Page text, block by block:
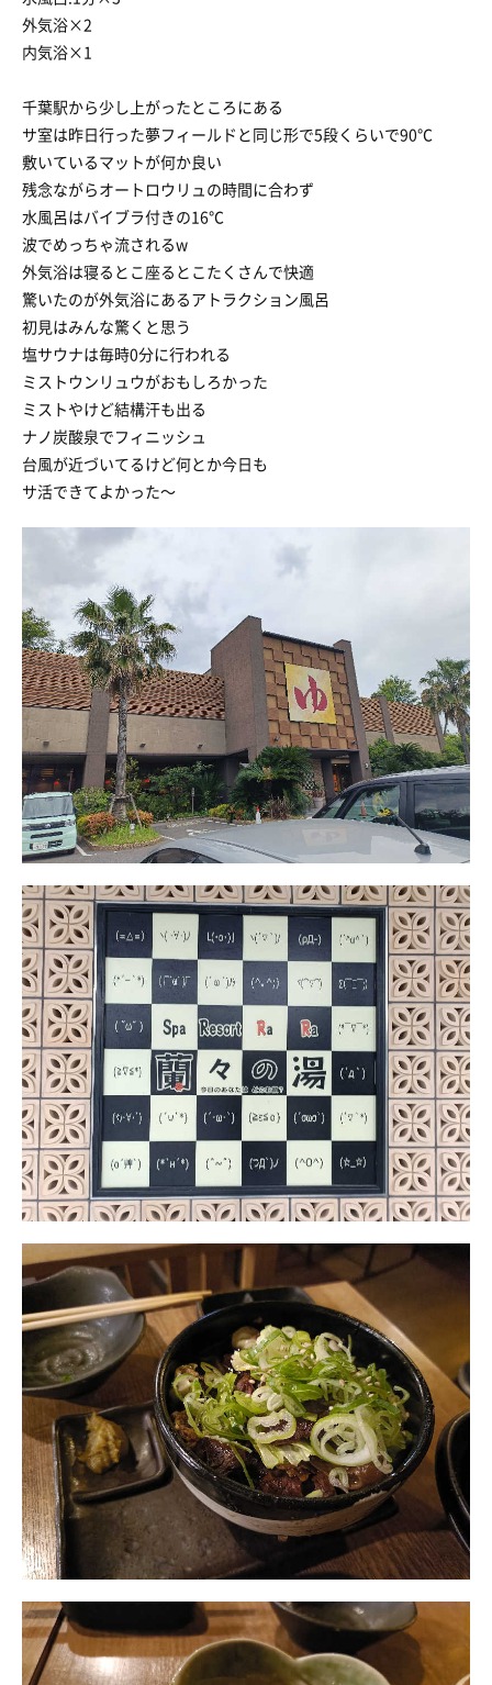
外気浴×2
内気浴×1
千葉駅から少し上がったところにある
サ室は昨日行った夢フィールドと同じ形で5段くらいで90℃
敷いているマットが何か良い
残念ながらオートロウリュの時間に合わず
水風呂はバイブラ付きの16℃
波でめっちゃ流されるw
外気浴は寝るとこ座るとこたくさんで快適
驚いたのが外気浴にあるアトラクション風呂
初見はみんな驚くと思う
塩サウナは毎時0分に行われる
ミストウンリュウがおもしろかった
ミストやけど結構汗も出る
ナノ炭酸泉でフィニッシュ
台風が近づいてるけど何とか今日も
サ活できてよかった〜